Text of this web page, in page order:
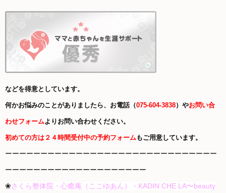
などを得意としています。
何かお悩みのことがありましたら、お電話（075-604-3838）やお問い合
わせフォーム よりお問い合わせください。
初めての方は２４時間受付中の予約フォーム もご用意しています。
ーーーーーーーーーーーーーーーーーーーーーーーーーーーーーー
ーーーーーーーーーーーーーーーーーーーー
❀さくら整体院・心癒庵（ここゆあん）・KADIN CHE LA〜beauty